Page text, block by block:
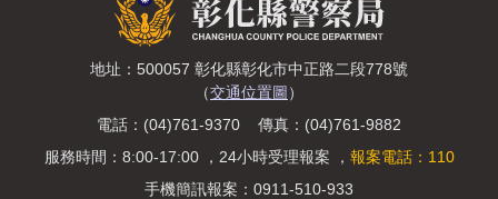
地址：500057 彰化縣彰化市中正路二段778號
（交通位置圖 ）
電話：(04)761-9370 傳真：(04)761-9882
服務時間：8:00-17:00 ，24小時受理報案 ， 報案電話：110
手機簡訊報案：0911-510-933